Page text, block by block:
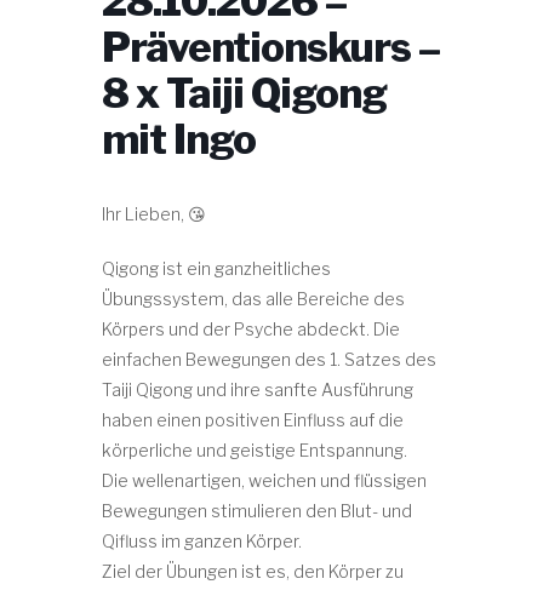
Präventionskurs –
8 x Taiji Qigong
mit Ingo
Ihr Lieben, 😘
Qigong ist ein ganzheitliches
Übungssystem, das alle Bereiche des
Körpers und der Psyche abdeckt. Die
einfachen Bewegungen des 1. Satzes des
Taiji Qigong und ihre sanfte Ausführung
haben einen positiven Einfluss auf die
körperliche und geistige Entspannung.
Die wellenartigen, weichen und flüssigen
Bewegungen stimulieren den Blut- und
Qifluss im ganzen Körper.
Ziel der Übungen ist es, den Körper zu